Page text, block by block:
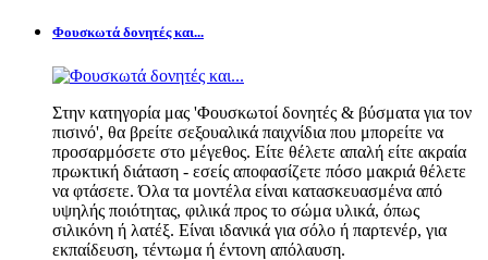
Φουσκωτά δονητές και...
Στην κατηγορία μας 'Φουσκωτοί δονητές & βύσματα για τον
πισινό', θα βρείτε σεξουαλικά παιχνίδια που μπορείτε να
προσαρμόσετε στο μέγεθος. Είτε θέλετε απαλή είτε ακραία
πρωκτική διάταση - εσείς αποφασίζετε πόσο μακριά θέλετε
να φτάσετε. Όλα τα μοντέλα είναι κατασκευασμένα από
υψηλής ποιότητας, φιλικά προς το σώμα υλικά, όπως
σιλικόνη ή λατέξ. Είναι ιδανικά για σόλο ή παρτενέρ, για
εκπαίδευση, τέντωμα ή έντονη απόλαυση.